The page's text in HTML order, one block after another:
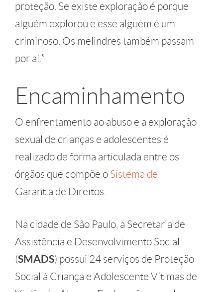
proteção. Se existe exploração é porque
alguém explorou e esse alguém é um
criminoso. Os melindres também passam
por aí.”
Encaminhamento
O enfrentamento ao abuso e a exploração
sexual de crianças e adolescentes é
realizado de forma articulada entre os
órgãos que compõe o Sistema de
Garantia de Direitos.
Na cidade de São Paulo, a Secretaria de
Assistência e Desenvolvimento Social
(SMADS) possui 24 serviços de Proteção
Social à Criança e Adolescente Vítimas de